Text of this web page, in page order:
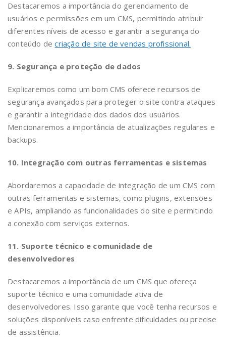
Destacaremos a importância do gerenciamento de
usuários e permissões em um CMS, permitindo atribuir
diferentes níveis de acesso e garantir a segurança do
conteúdo decriação de site de vendas profissional.
9. Segurança e proteção de dados
Explicaremos como um bom CMS oferece recursos de
segurança avançados para proteger o site contra ataques
e garantir a integridade dos dados dos usuários.
Mencionaremos a importância de atualizações regulares e
backups.
10. Integração com outras ferramentas e sistemas
Abordaremos a capacidade de integração de um CMS com
outras ferramentas e sistemas, como plugins, extensões
e APIs, ampliando as funcionalidades do site e permitindo
a conexão com serviços externos.
11. Suporte técnico e comunidade de
desenvolvedores
Destacaremos a importância de um CMS que ofereça
suporte técnico e uma comunidade ativa de
desenvolvedores. Isso garante que você tenha recursos e
soluções disponíveis caso enfrente dificuldades ou precise
de assistência.